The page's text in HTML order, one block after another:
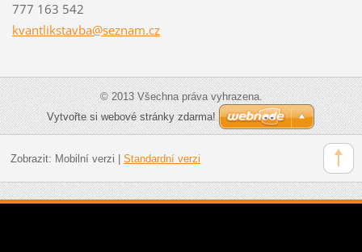
777 163 542
kvantlikstavba@seznam.cz
© 2013 Všechna práva vyhrazena.
Vytvořte si webové stránky zdarma!
Zobrazit: Mobilní verzi Standardní verzi